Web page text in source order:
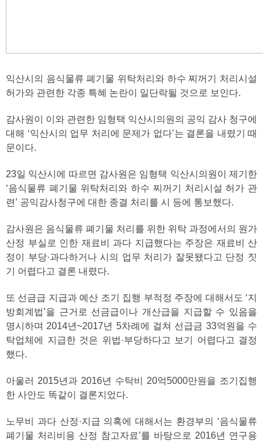
익산시의 음식물류 폐기물 위탁처리와 하수 찌꺼기 처리시설
허가와 관련한 각종 특혜 논란이 일단락될 것으로 보인다.
감사원이 이와 관련한 임형택 익산시의원의 공익 감사 청구에
대해 ‘익산시의 업무 처리에 문제가 없다’는 결론을 내렸기 때
문이다.
23일 익산시에 따르면 감사원은 임형택 익산시의원이 제기한
‘음식물류 폐기물 위탁처리와 하수 찌꺼기 처리시설 허가 관
련’ 공익감사청구에 대한 종결 처리를 시 등에 통보했다.
감사원은 음식물류 폐기물 처리를 위한 위탁 과정에서의 원가
산정 부실로 인한 재료비 과다 지급했다는 주장은 재료비 산
정이 부당·과다하거나 시의 업무 처리가 잘못됐다고 단정 짓
기 어렵다고 결론 내렸다.
또 선금급 지급과 예산 조기 집행 부적정 주장에 대해서도 ‘지
방회계법’을 근거로 선금급이나 개산급을 지급할 수 있음을
명시하며 2014년~2017년 5차례에 걸쳐 선급금 33억원을 수
탁업체에 지급한 것은 위법·부당하다고 보기 어렵다고 결정
했다.
아울러 2015년과 2016년 수탁비 20억5000만원을 조기집행
한 사안도 똑같이 결론지었다.
노무비 과다 산정·지급 의혹에 대해서는 환경부의 ‘음식물류
폐기물 처리비용 산정 참고자료’를 바탕으로 2016년 연구용